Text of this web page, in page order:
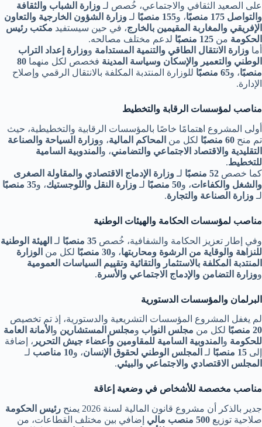
على الصعيد الثقافي والاجتماعي، خُصص لـ وزارة الشباب والثقافة
والتواصل 175 منصبًا ، و155 منصبًا لـ وزارة الشؤون الخارجية والتعاون
الإفريقي والمغاربة المقيمين بالخارج، في حين سيستفيد مكتب رئيس
الحكومة من 125 منصبًا
لدعم مختلف مصالحه.
أما وزارة الانتقال الطاقي والتنمية المستدامة ووزارة إعداد التراب
الوطني والتعمير والإسكان وسياسة المدينة فخصص لكل منهما 80
منصبًا، و65 منصبًا
للوزارة المنتدبة المكلفة بالانتقال الرقمي وإصلاح
الإدارة.
مناصب لمؤسسات الرقابة والتخطيط
أولى المشروع اهتمامًا خاصًا بالمؤسسات الرقابية والتخطيطية، حيث
تم منح 60 منصبًا لكل من المحاكم المالية، ووزارة السياحة والصناعة
التقليدية والاقتصاد الاجتماعي والتضامني، و المندوبية السامية
للتخطيط.
كما خصص 52 منصبًا لـ وزارة الإدماج الاقتصادي والمقاولة الصغرى
والشغل والكفاءات، و50 منصبًا لـ وزارة النقل واللوجستيك، و35 منصبًا
لـ وزارة الصناعة والتجارة.
مناصب لمؤسسات الحكامة والهيئات الوطنية
وفي إطار تعزيز الحكامة والشفافية، خُصص 35 منصبًا لـ الهيئة الوطنية
للنزاهة والوقاية من الرشوة ومحاربتها، و30 منصبًا لكل من الوزارة
المنتدبة المكلفة بالاستثمار والتقائية وتقييم السياسات العمومية
ووزارة التضامن والإدماج الاجتماعي والأسرة.
البرلمان والمؤسسات الدستورية
لم يغفل المشروع المؤسسات التشريعية والدستورية، إذ تم تخصيص
20 منصبًا
لكل من مجلس النواب ومجلس المستشارين و الأمانة العامة
للحكومة و المندوبية السامية للمقاومين وأعضاء جيش التحرير ، إضافة
إلى 15 منصبًا لـ المجلس الوطني لحقوق الإنسان، و10 مناصب
لـ
المجلس الاقتصادي والاجتماعي والبيئي.
مناصب مخصصة للأشخاص في وضعية إعاقة
جدير بالذكر أن مشروع قانون المالية لسنة 2026 يمنح
رئيس الحكومة
صلاحية توزيع 500 منصب مالي
إضافي بين مختلف القطاعات، من